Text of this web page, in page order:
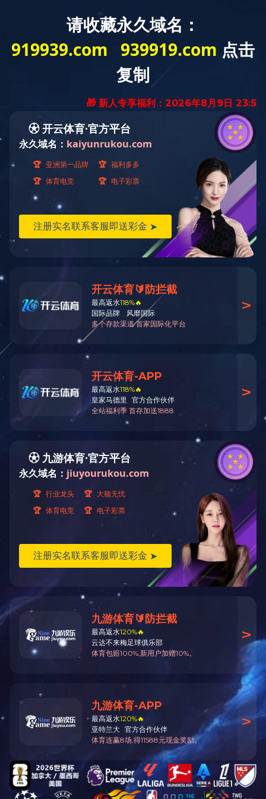
快捷导航
当前位置： 快捷导航››科技研发
上一条信息：